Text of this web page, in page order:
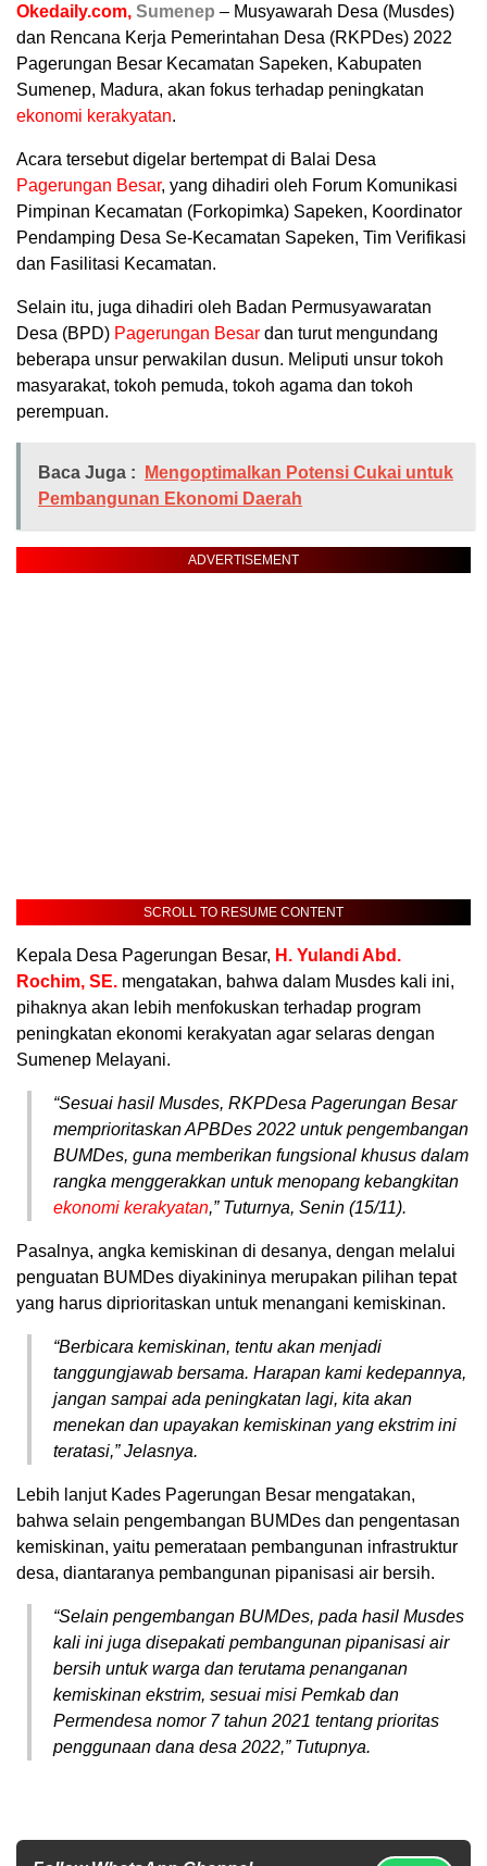
Okedaily.com, Sumenep – Musyawarah Desa (Musdes)
dan Rencana Kerja Pemerintahan Desa (RKPDes) 2022
Pagerungan Besar Kecamatan Sapeken, Kabupaten
Sumenep, Madura, akan fokus terhadap peningkatan
ekonomi kerakyatan.
Acara tersebut digelar bertempat di Balai Desa
Pagerungan Besar, yang dihadiri oleh Forum Komunikasi
Pimpinan Kecamatan (Forkopimka) Sapeken, Koordinator
Pendamping Desa Se-Kecamatan Sapeken, Tim Verifikasi
dan Fasilitasi Kecamatan.
Selain itu, juga dihadiri oleh Badan Permusyawaratan
Desa (BPD) Pagerungan Besar dan turut mengundang
beberapa unsur perwakilan dusun. Meliputi unsur tokoh
masyarakat, tokoh pemuda, tokoh agama dan tokoh
perempuan.
Baca Juga :
Mengoptimalkan Potensi Cukai untuk
Pembangunan Ekonomi Daerah
ADVERTISEMENT
SCROLL TO RESUME CONTENT
Kepala Desa Pagerungan Besar, H. Yulandi Abd.
Rochim, SE. mengatakan, bahwa dalam Musdes kali ini,
pihaknya akan lebih menfokuskan terhadap program
peningkatan ekonomi kerakyatan agar selaras dengan
Sumenep Melayani.
“Sesuai hasil Musdes, RKPDesa Pagerungan Besar
memprioritaskan APBDes 2022 untuk pengembangan
BUMDes, guna memberikan fungsional khusus dalam
rangka menggerakkan untuk menopang kebangkitan
ekonomi kerakyatan,” Tuturnya, Senin (15/11).
Pasalnya, angka kemiskinan di desanya, dengan melalui
penguatan BUMDes diyakininya merupakan pilihan tepat
yang harus diprioritaskan untuk menangani kemiskinan.
“Berbicara kemiskinan, tentu akan menjadi
tanggungjawab bersama. Harapan kami kedepannya,
jangan sampai ada peningkatan lagi, kita akan
menekan dan upayakan kemiskinan yang ekstrim ini
teratasi,” Jelasnya.
Lebih lanjut Kades Pagerungan Besar mengatakan,
bahwa selain pengembangan BUMDes dan pengentasan
kemiskinan, yaitu pemerataan pembangunan infrastruktur
desa, diantaranya pembangunan pipanisasi air bersih.
“Selain pengembangan BUMDes, pada hasil Musdes
kali ini juga disepakati pembangunan pipanisasi air
bersih untuk warga dan terutama penanganan
kemiskinan ekstrim, sesuai misi Pemkab dan
Permendesa nomor 7 tahun 2021 tentang prioritas
penggunaan dana desa 2022,” Tutupnya.